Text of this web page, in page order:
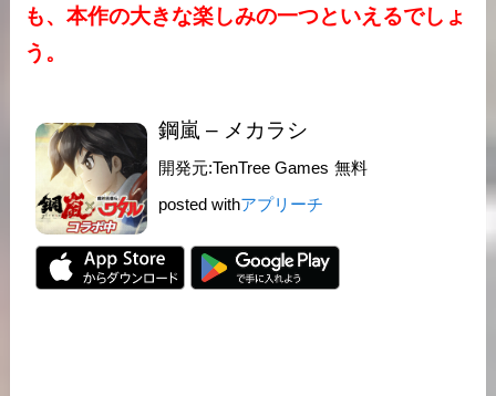
も、本作の大きな楽しみの一つといえるでしょ
う。
鋼嵐 – メカラシ
開発元:TenTree Games 無料
posted withアプリーチ